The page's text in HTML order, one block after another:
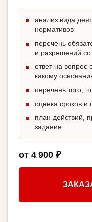
анализ вида
нормативов
перечень
и разрешений
ответ на вопрос
какому
перечень того,
оценка сроков и
план действий,
задание
от 4 900 ₽